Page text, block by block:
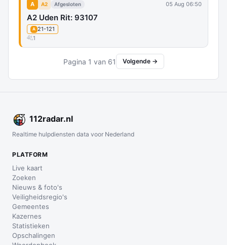
A A2 Afgesloten 05 Aug 06:50
A2 Uden Rit: 93107
A 21-121
1
Pagina 1 van 61 Volgende →
112radar.nl
Realtime hulpdiensten data voor Nederland
PLATFORM
Live kaart
Zoeken
Nieuws & foto's
Veiligheidsregio's
Gemeentes
Kazernes
Statistieken
Opschalingen